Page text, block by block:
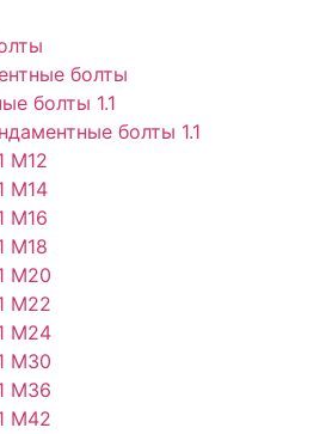
болты
болты 1.1
болты 1.1
М12
М14
М16
М18
М20
М22
М24
М30
М36
М42